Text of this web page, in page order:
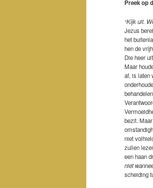
Preek op
“Kijk uit.
Jezus
het
hen de
Die heer
Maar
af, is laten
bezit.
niet
zullen
een haan
niet
scheiding